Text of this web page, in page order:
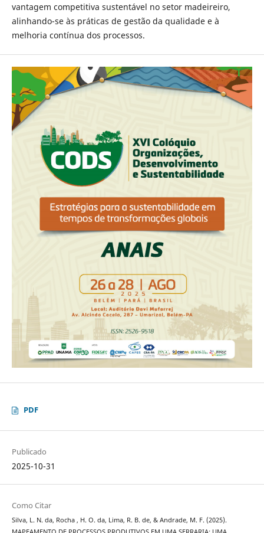
vantagem competitiva sustentável no setor madeireiro,
alinhando-se às práticas de gestão da qualidade e à
melhoria contínua dos processos.
PDF
Publicado
2025-10-31
Como Citar
Silva, L. N. da, Rocha , H. O. da, Lima, R. B. de, & Andrade, M. F. (2025).